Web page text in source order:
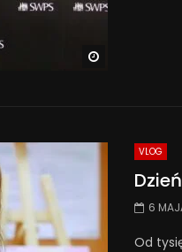
VLOG
6
Od